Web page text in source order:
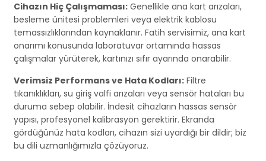
Cihazın Hiç Çalışmaması: Genellikle ana kart arızaları,
besleme ünitesi problemleri veya elektrik kablosu
temassızlıklarından kaynaklanır. Fatih servisimiz, ana kart
onarımı konusunda laboratuvar ortamında hassas
çalışmalar yürüterek, kartınızı sıfır ayarında onarabilir.
Verimsiz Performans ve Hata Kodları: Filtre
tıkanıklıkları, su giriş valfi arızaları veya sensör hataları bu
duruma sebep olabilir. İndesit cihazların hassas sensör
yapısı, profesyonel kalibrasyon gerektirir. Ekranda
gördüğünüz hata kodları, cihazın sizi uyardığı bir dildir; biz
bu dili uzmanlığımızla çözüyoruz.